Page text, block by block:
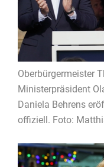
Oberbürgermeister
Ministerpräsident
Daniela Behrens
offiziell. Foto: